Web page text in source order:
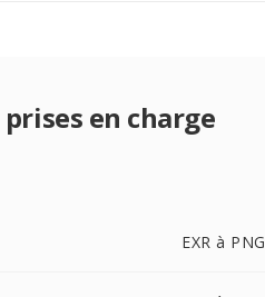
en charge
EXR à PNG